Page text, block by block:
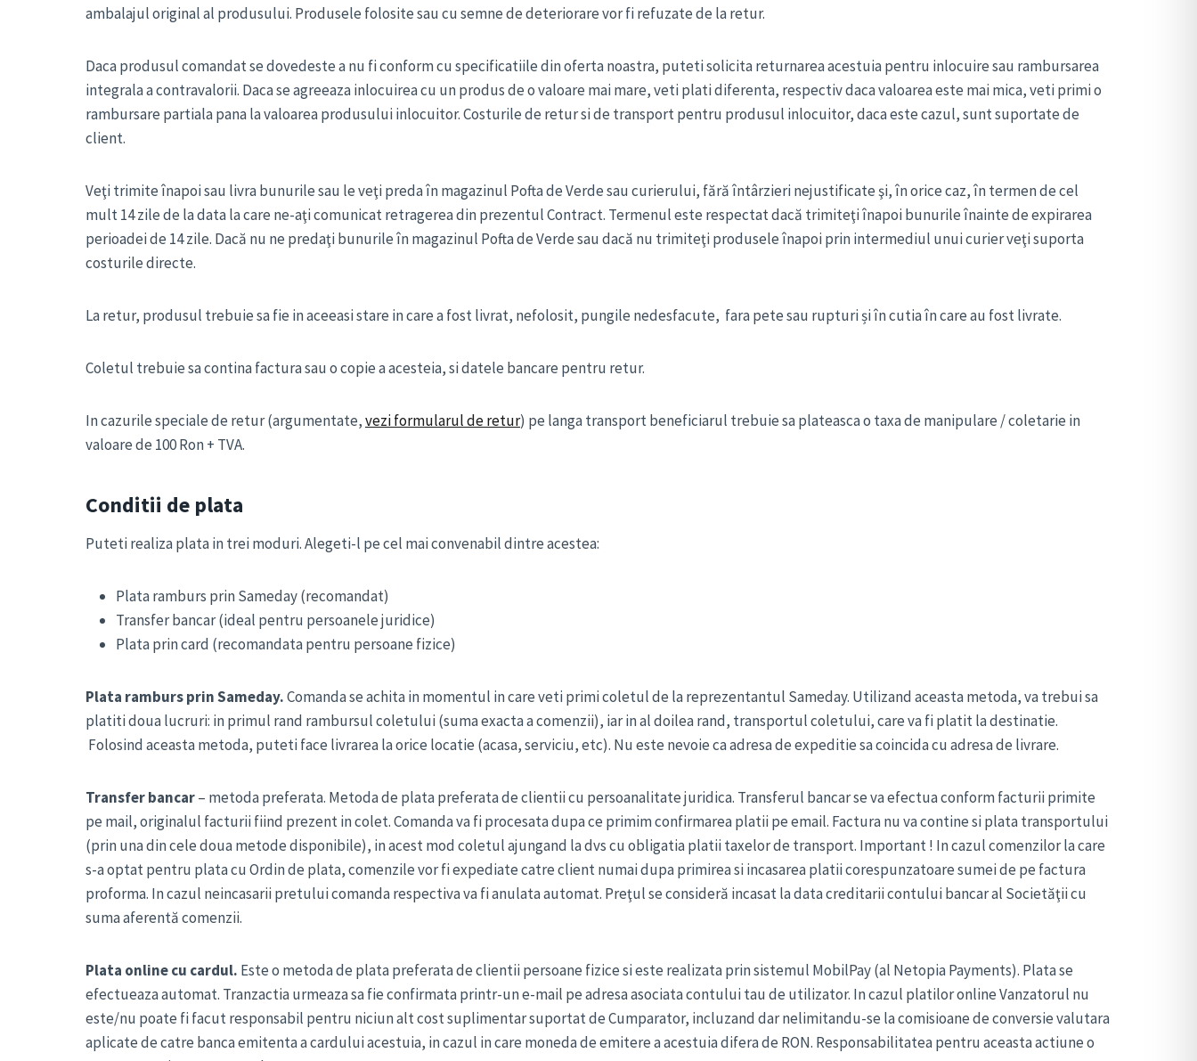
ambalajul original al produsului. Produsele folosite sau cu semne de deteriorare vor fi refuzate de la retur.
Daca produsul comandat se dovedeste a nu fi conform cu specificatiile din oferta noastra, puteti solicita returnarea acestuia pentru inlocuire sau rambursarea
integrala a contravalorii. Daca se agreeaza inlocuirea cu un produs de o valoare mai mare, veti plati diferenta, respectiv daca valoarea este mai mica, veti primi o
rambursare partiala pana la valoarea produsului inlocuitor. Costurile de retur si de transport pentru produsul inlocuitor, daca este cazul, sunt suportate de
client.
Veţi trimite înapoi sau livra bunurile sau le veţi preda în magazinul Pofta de Verde sau curierului, fără întârzieri nejustificate şi, în orice caz, în termen de cel
mult 14 zile de la data la care ne-aţi comunicat retragerea din prezentul Contract. Termenul este respectat dacă trimiteţi înapoi bunurile înainte de expirarea
perioadei de 14 zile. Dacă nu ne predaţi bunurile în magazinul Pofta de Verde sau dacă nu trimiteţi produsele înapoi prin intermediul unui curier veţi suporta
costurile directe.
La retur, produsul trebuie sa fie in aceeasi stare in care a fost livrat, nefolosit, pungile nedesfacute, fara pete sau rupturi și în cutia în care au fost livrate.
Coletul trebuie sa contina factura sau o copie a acesteia, si datele bancare pentru retur.
In cazurile speciale de retur (argumentate,vezi formularul de retur) pe langa transport beneficiarul trebuie sa plateasca o taxa de manipulare / coletarie in
valoare de 100 Ron + TVA.
Conditii de plata
Puteti realiza plata in trei moduri. Alegeti-l pe cel mai convenabil dintre acestea:
Plata ramburs prin Sameday (recomandat)
Transfer bancar (ideal pentru persoanele juridice)
Plata prin card (recomandata pentru persoane fizice)
Plata ramburs prin Sameday.Comanda se achita in momentul in care veti primi coletul de la reprezentantul Sameday. Utilizand aceasta metoda, va trebui sa
platiti doua lucruri: in primul rand rambursul coletului (suma exacta a comenzii), iar in al doilea rand, transportul coletului, care va fi platit la destinatie.
Folosind aceasta metoda, puteti face livrarea la orice locatie (acasa, serviciu, etc). Nu este nevoie ca adresa de expeditie sa coincida cu adresa de livrare.
Transfer bancar– metoda preferata. Metoda de plata preferata de clientii cu persoanalitate juridica. Transferul bancar se va efectua conform facturii primite
pe mail, originalul facturii fiind prezent in colet. Comanda va fi procesata dupa ce primim confirmarea platii pe email. Factura nu va contine si plata transportului
(prin una din cele doua metode disponibile), in acest mod coletul ajungand la dvs cu obligatia platii taxelor de transport. Important ! In cazul comenzilor la care
s-a optat pentru plata cu Ordin de plata, comenzile vor fi expediate catre client numai dupa primirea si incasarea platii corespunzatoare sumei de pe factura
proforma. In cazul neincasarii pretului comanda respectiva va fi anulata automat. Preţul se consideră incasat la data creditarii contului bancar al Societăţii cu
suma aferentă comenzii.
Plata online cu cardul. Este o metoda de plata preferata de clientii persoane fizice si este realizata prin sistemul MobilPay (al Netopia Payments). Plata se
efectueaza automat. Tranzactia urmeaza sa fie confirmata printr-un e-mail pe adresa asociata contului tau de utilizator. In cazul platilor online Vanzatorul nu
este/nu poate fi facut responsabil pentru niciun alt cost suplimentar suportat de Cumparator, incluzand dar nelimitandu-se la comisioane de conversie valutara
aplicate de catre banca emitenta a cardului acestuia, in cazul in care moneda de emitere a acestuia difera de RON. Responsabilitatea pentru aceasta actiune o